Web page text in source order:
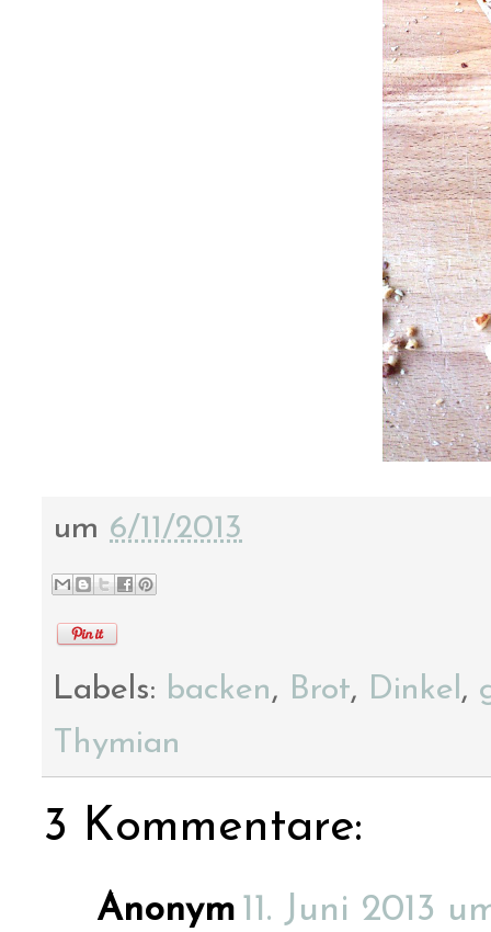
um 6/11/2013
Labels: backen, Brot, Dinkel,
Thymian
3 Kommentare:
Anonym 11. Juni 2013